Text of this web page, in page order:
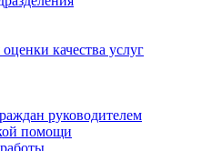
качества услуг
руководителем
помощи